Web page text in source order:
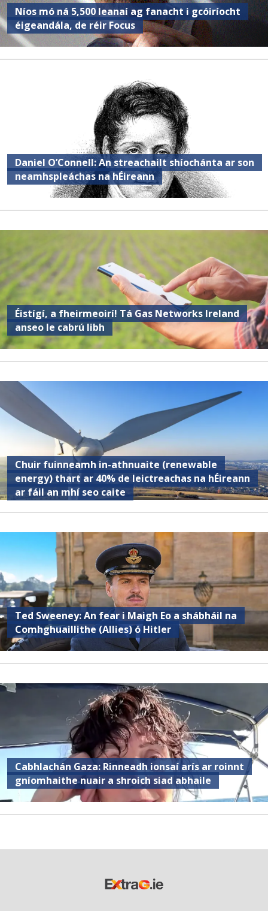
Níos mó ná 5,500 leanaí ag fanacht i gcóiríocht
éigeandála, de réir Focus
Daniel O’Connell: An streachailt shíochánta ar son
neamhspleáchas na hÉireann
Éistígí, a fheirmeoirí! Tá Gas Networks Ireland
anseo le cabrú libh
Chuir fuinneamh in-athnuaite (renewable
energy) thart ar 40% de leictreachas na hÉireann
ar fáil an mhí seo caite
Ted Sweeney: An fear i Maigh Eo a shábháil na
Comhghuaillithe (Allies) ó Hitler
Cabhlachán Gaza: Rinneadh ionsaí arís ar roinnt
gníomhaithe nuair a shroich siad abhaile